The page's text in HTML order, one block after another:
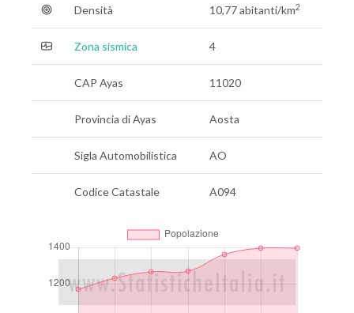
Densità 10,77 abitanti/km2
Zona sismica 4
CAP Ayas 11020
Provincia di Ayas Aosta
Sigla Automobilistica AO
Codice Catastale A094